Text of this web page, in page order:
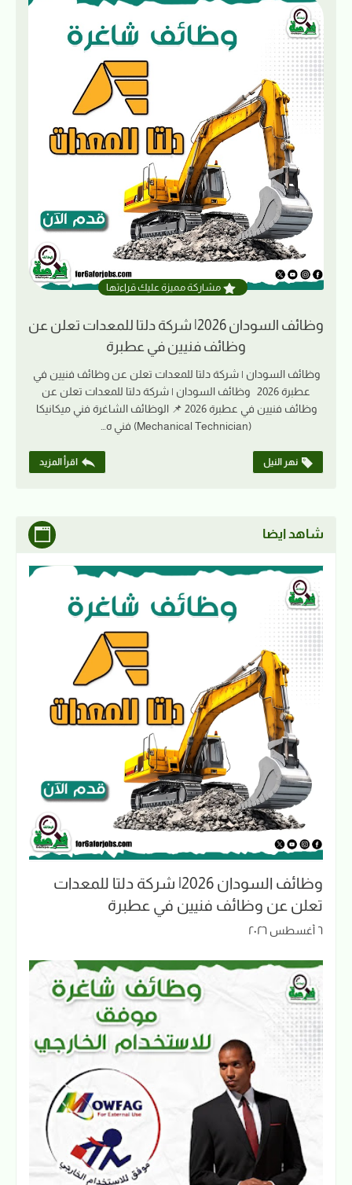
مشاركة مميزة عليك قراءتها
وظائف السودان 2026| شركة دلتا للمعدات تعلن عن
وظائف فنيين في عطبرة
وظائف السودان | شركة دلتا للمعدات تعلن عن وظائف فنيين في
عطبرة 2026 وظائف السودان | شركة دلتا للمعدات تعلن عن
وظائف فنيين في عطبرة 2026 📌 الوظائف الشاغرة فني ميكانيكا
(Mechanical Technician) فني ه…
نهر النيل اقرأ المزيد
شاهد ايضا
وظائف السودان 2026| شركة دلتا للمعدات
تعلن عن وظائف فنيين في عطبرة
٦ أغسطس ٢٠٢٦